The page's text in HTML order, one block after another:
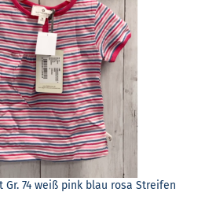
74 weiß pink blau rosa Strei­fen